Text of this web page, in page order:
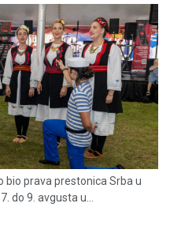
bio prava prestonica Srba u
do 9. avgusta u...